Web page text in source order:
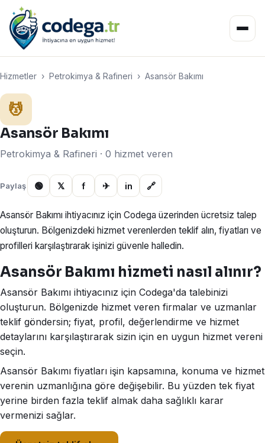
Hizmetler › Petrokimya & Rafineri › Asansör Bakımı
💆
Asansör Bakımı
Petrokimya & Rafineri · 0 hizmet veren
Paylaş 🟢 𝕏 f ✈ in 🔗
Asansör Bakımı ihtiyacınız için Codega üzerinden ücretsiz talep
oluşturun. Bölgenizdeki hizmet verenlerden teklif alın, fiyatları ve
profilleri karşılaştırarak işinizi güvenle halledin.
Asansör Bakımı hizmeti nasıl alınır?
Asansör Bakımı ihtiyacınız için Codega'da talebinizi
oluşturun. Bölgenizde hizmet veren firmalar ve uzmanlar
teklif göndersin; fiyat, profil, değerlendirme ve hizmet
detaylarını karşılaştırarak sizin için en uygun hizmet vereni
seçin.
Asansör Bakımı fiyatları işin kapsamına, konuma ve hizmet
verenin uzmanlığına göre değişebilir. Bu yüzden tek fiyat
yerine birden fazla teklif almak daha sağlıklı karar
vermenizi sağlar.